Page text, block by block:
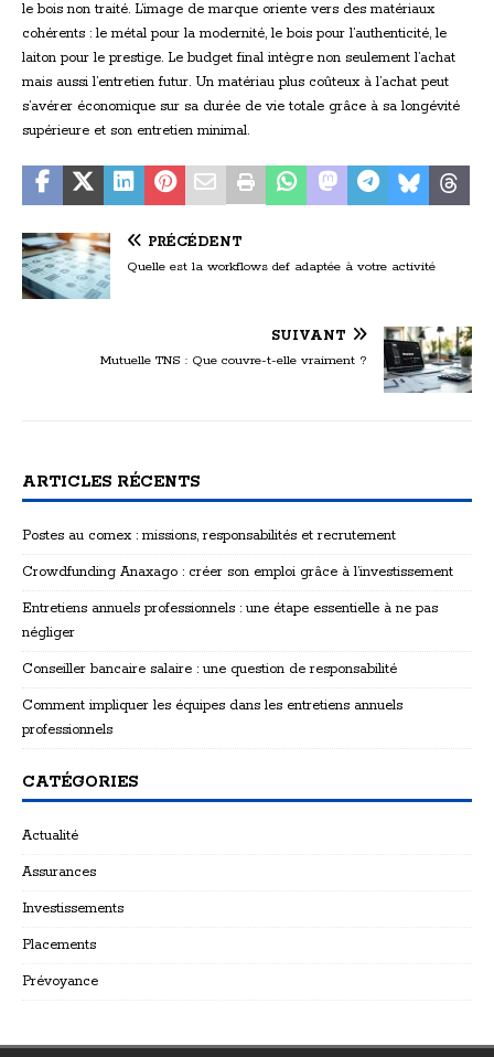
le bois non traité. L’image de marque oriente vers des matériaux
cohérents : le métal pour la modernité, le bois pour l’authenticité, le
laiton pour le prestige. Le budget final intègre non seulement l’achat
mais aussi l’entretien futur. Un matériau plus coûteux à l’achat peut
s’avérer économique sur sa durée de vie totale grâce à sa longévité
supérieure et son entretien minimal.
PRÉCÉDENT
Quelle est la workflows def adaptée à votre activité
SUIVANT
Mutuelle TNS : Que couvre-t-elle vraiment ?
ARTICLES RÉCENTS
Postes au comex : missions, responsabilités et recrutement
Crowdfunding Anaxago : créer son emploi grâce à l’investissement
Entretiens annuels professionnels : une étape essentielle à ne pas
négliger
Conseiller bancaire salaire : une question de responsabilité
Comment impliquer les équipes dans les entretiens annuels
professionnels
CATÉGORIES
Actualité
Assurances
Investissements
Placements
Prévoyance